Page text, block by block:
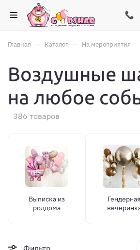
Главная – Каталог – На мероприятия
Воздушные
на любое
386 товаров
Выписка из
роддома
Гендерная
Фильтр